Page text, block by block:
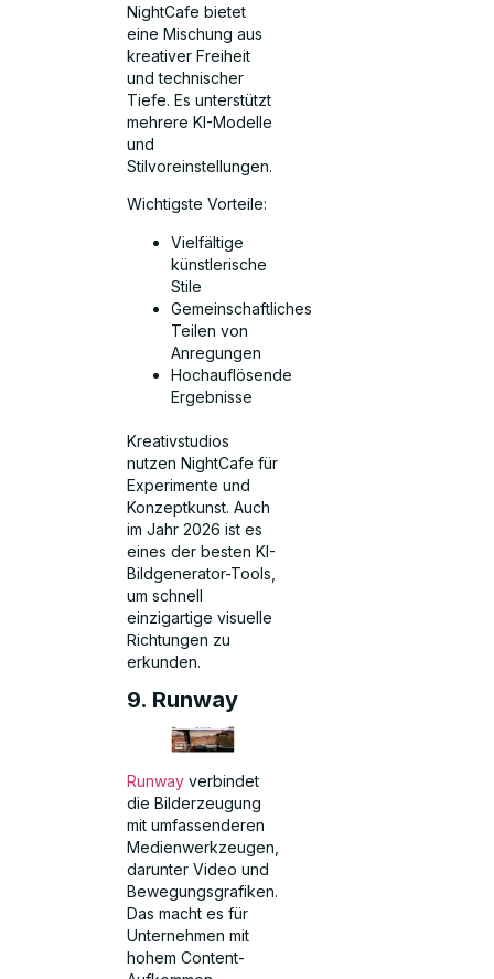
NightCafe bietet
eine Mischung aus
kreativer Freiheit
und technischer
Tiefe. Es unterstützt
mehrere KI-Modelle
und
Stilvoreinstellungen.
Wichtigste Vorteile:
Vielfältige
künstlerische
Stile
Gemeinschaftliches
Teilen von
Anregungen
Hochauflösende
Ergebnisse
Kreativstudios
nutzen NightCafe für
Experimente und
Konzeptkunst. Auch
im Jahr 2026 ist es
eines der besten KI-
Bildgenerator-Tools,
um schnell
einzigartige visuelle
Richtungen zu
erkunden.
9. Runway
Runwayverbindet
die Bilderzeugung
mit umfassenderen
Medienwerkzeugen,
darunter Video und
Bewegungsgrafiken.
Das macht es für
Unternehmen mit
hohem Content-